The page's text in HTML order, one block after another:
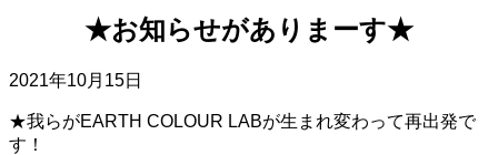
★お知らせがありまーす★
2021年10月15日
★我らがEARTH COLOUR LABが生まれ変わって再出発で
す！